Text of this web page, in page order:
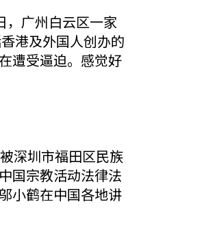
，广州白云区一家
港及外国人创办的
遭受逼迫。感觉好
深圳市福田区民族
国宗教活动法律法
小鹤在中国各地讲